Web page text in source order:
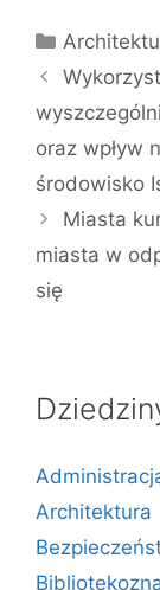
Kategorie
oraz wpływ
środowisko
Miasta
miasta w
się
Architektura